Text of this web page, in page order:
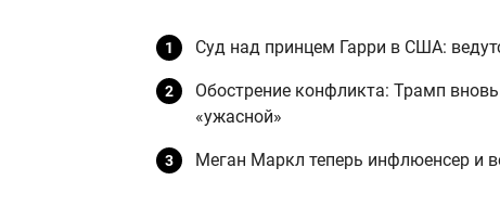
Суд над принцем Гарри в США:
Обострение конфликта: Трамп
«ужасной»
Меган Маркл теперь инфлюенсер и